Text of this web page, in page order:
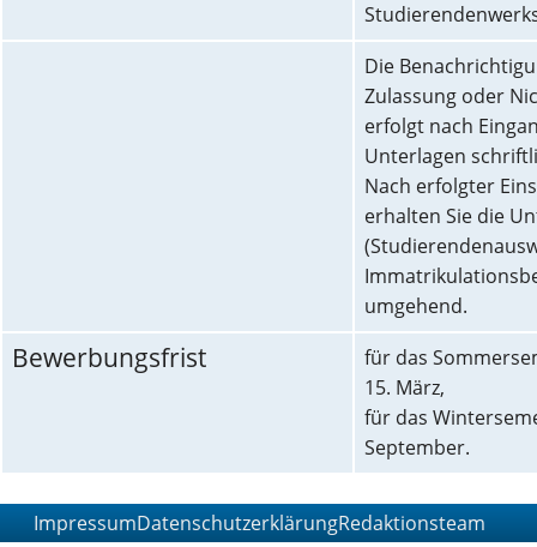
Die
Zulassung oder
erfolgt nach
Unterlagen
Nach erfolgter
erhalten Sie die
umgehend.
Bewerbungsfrist
für das
15. März,
für das
September.
ImpressumDatenschutzerklärungRedaktionsteam